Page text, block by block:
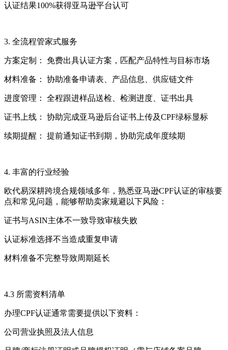
认证结果100%获得亚马逊平台认可
3. 全流程管家式服务
方案定制： 免费出具认证方案，匹配产品特性与目标市场
材料准备： 协助准备申请表、产品信息、供应链文件
进度管理： 全程跟进样品送检、检测进度、证书出具
证书上线： 协助完成亚马逊后台证书上传及CPF绿标显标
续期提醒： 提前通知证书到期，协助完成年度续期
4. 丰富的行业经验
欧代易深耕跨境合规领域多年，熟悉亚马逊CPF认证的审核要
点和常见问题，能够帮助卖家规避以下风险：
证书与ASIN主体不一致导致审核失败
认证标准选择不当造成重复申请
材料准备不完整导致周期延长
4.3 所需资料清单
办理CPF认证通常需要提供以下资料：
公司营业执照及法人信息